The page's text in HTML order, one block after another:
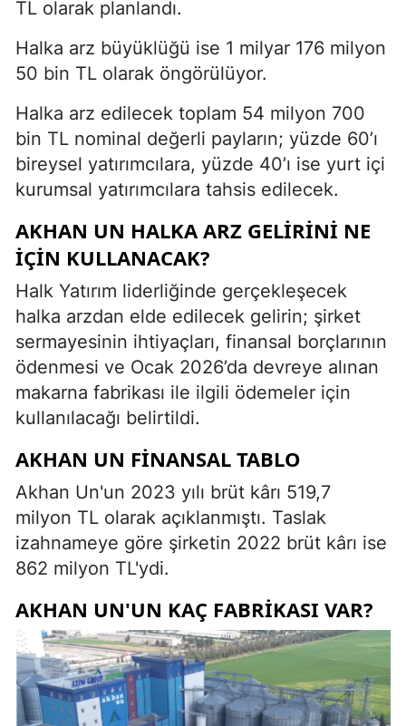
TL olarak planlandı.
Halka arz büyüklüğü ise 1 milyar 176 milyon
50 bin TL olarak öngörülüyor.
Halka arz edilecek toplam 54 milyon 700
bin TL nominal değerli payların; yüzde 60’ı
bireysel yatırımcılara, yüzde 40’ı ise yurt içi
kurumsal yatırımcılara tahsis edilecek.
AKHAN UN HALKA ARZ GELIRINI NE
IÇIN KULLANACAK?
Halk Yatırım liderliğinde gerçekleşecek
halka arzdan elde edilecek gelirin; şirket
sermayesinin ihtiyaçları, finansal borçlarının
ödenmesi ve Ocak 2026’da devreye alınan
makarna fabrikası ile ilgili ödemeler için
kullanılacağı belirtildi.
AKHAN UN FINANSAL TABLO
Akhan Un'un 2023 yılı brüt kârı 519,7
milyon TL olarak açıklanmıştı. Taslak
izahnameye göre şirketin 2022 brüt kârı ise
862 milyon TL'ydi.
AKHAN UN'UN KAÇ FABRIKASI VAR?